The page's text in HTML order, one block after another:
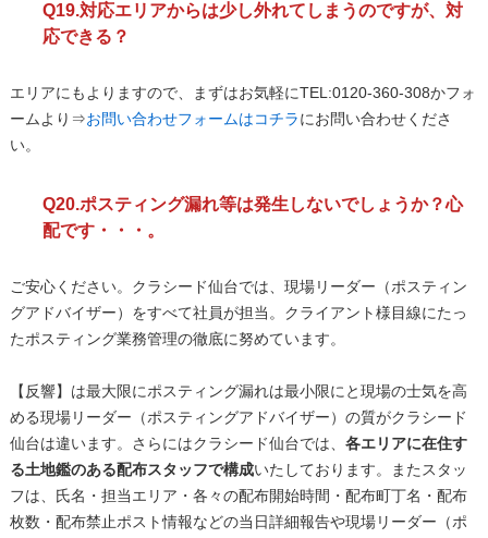
Q19.対応エリアからは少し外れてしまうのですが、対
応できる？
エリアにもよりますので、まずはお気軽にTEL:0120-360-308かフォ
ームより⇒お問い合わせフォームはコチラにお問い合わせくださ
い。
Q20.ポスティング漏れ等は発生しないでしょうか？心
配です・・・。
ご安心ください。クラシード仙台では、現場リーダー（ポスティン
グアドバイザー）をすべて社員が担当。クライアント様目線にたっ
たポスティング業務管理の徹底に努めています。
【反響】は最大限にポスティング漏れは最小限にと現場の士気を高
める現場リーダー（ポスティングアドバイザー）の質がクラシード
仙台は違います。さらにはクラシード仙台では、 各エリアに在住す
る土地鑑のある配布スタッフで構成いたしております。またスタッ
フは、氏名・担当エリア・各々の配布開始時間・配布町丁名・配布
枚数・配布禁止ポスト情報などの当日詳細報告や現場リーダー（ポ